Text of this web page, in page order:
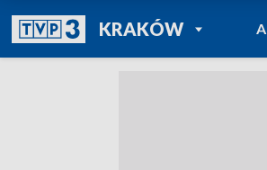
KRAKÓWPOWRÓT DO
TVP REGIONY